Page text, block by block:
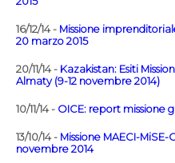
16/12/14 - Missione
20 marzo 2015
20/11/14 - Kazakistan: Esiti
Almaty (9-12 novembre 2014)
10/11/14 - OICE: report missione
13/10/14 - Missione MAECI-
novembre 2014